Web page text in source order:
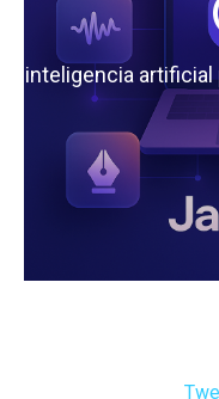
la inteligencia